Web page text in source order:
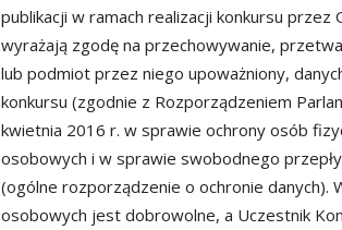
publikacji w ramach realizacji konkursu przez
wyrażają zgodę na przechowywanie,
lub podmiot przez niego upoważniony,
konkursu (zgodnie z Rozporządzeniem
kwietnia 2016 r. w sprawie ochrony osób
osobowych i w sprawie swobodnego
(ogólne rozporządzenie o ochronie danych).
osobowych jest dobrowolne, a Uczestnik